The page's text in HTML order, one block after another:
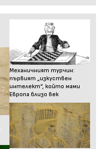
Механичният турчин:
първият „изкуствен
интелект“, който мами
Европа близо век